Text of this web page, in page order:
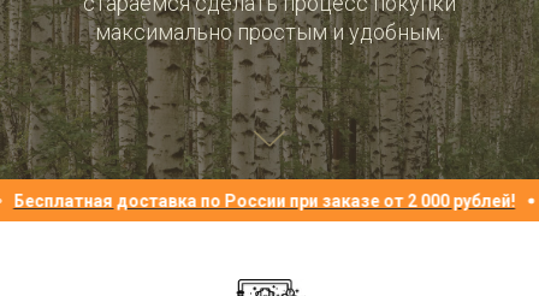
максимально простым и удобным.
доставка по России при заказе от 2 000 рублей!